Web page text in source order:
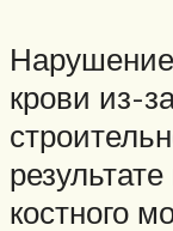
крови из-
костного